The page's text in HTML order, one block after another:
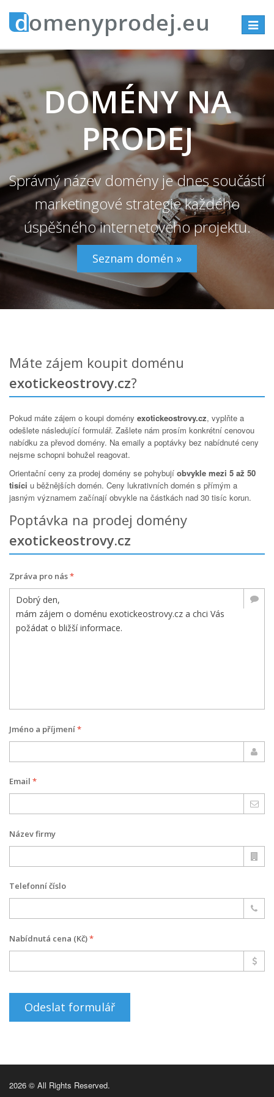
DOMÉNY NA
PRODEJ
Správný název domény je dnes součástí
marketingové strategie každého
úspěšného internetového projektu.
Seznam domén »
Máte zájem koupit doménu
exotickeostrovy.cz?
Pokud máte zájem o koupi domény exotickeostrovy.cz, vyplňte a
odešlete následující formulář. Zašlete nám prosím konkrétní cenovou
nabídku za převod domény. Na emaily a poptávky bez nabídnuté ceny
nejsme schopni bohužel reagovat.
Orientační ceny za prodej domény se pohybují obvykle mezi 5 až 50
tisíci u běžnějších domén. Ceny lukrativních domén s přímým a
jasným významem začínají obvykle na částkách nad 30 tisíc korun.
Poptávka na prodej domény
exotickeostrovy.cz
Zpráva pro nás*
Jméno a příjmení*
Email *
Název firmy
Telefonní číslo
Nabídnutá cena (Kč)*
Odeslat formulář
2026 © All Rights Reserved.